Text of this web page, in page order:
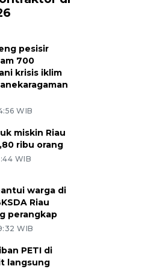
pesisir
700
krisis iklim
WIB
miskin Riau
ribu orang
WIB
warga di
Riau
perangkap
WIB
PETI di
langsung